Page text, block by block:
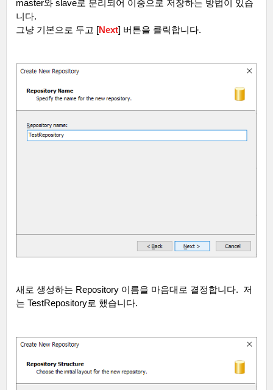
master와 slave로 분리되어 이중으로 저장하는 방법이 있습
니다.
그냥 기본으로 두고 [Next] 버튼을 클릭합니다.
새로 생성하는 Repository 이름을 마음대로 결정합니다. 저
는 TestRepository로 했습니다.